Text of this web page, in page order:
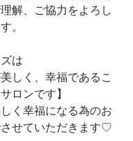
解、ご協力をよろし
。
は
しく、幸福であるこ
ロンです】
く幸福になる為のお
せていただきます♡